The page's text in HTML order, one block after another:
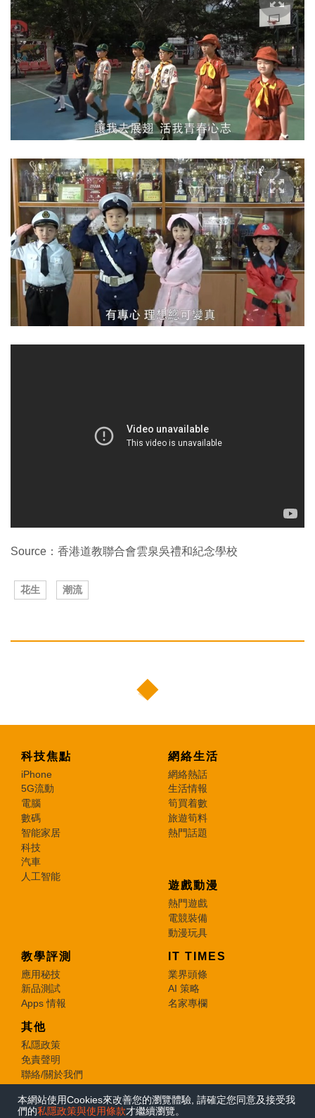
Source：香港道教聯合會雲泉吳禮和紀念學校
花生 潮流
科技焦點
iPhone
5G流動
電腦
數碼
智能家居
科技
汽車
人工智能
網絡生活
網絡熱話
生活情報
筍買着數
旅遊筍料
熱門話題
遊戲動漫
熱門遊戲
電競裝備
動漫玩具
教學評測
應用秘技
新品測試
Apps 情報
IT TIMES
業界頭條
AI 策略
名家專欄
其他
私隱政策
免責聲明
聯絡/關於我們
© 2026 e-zone. All Rights Reserved.
本網站使用Cookies來改善您的瀏覽體驗, 請確定您同意及接受我
們的私隱政策與使用條款才繼續瀏覽。